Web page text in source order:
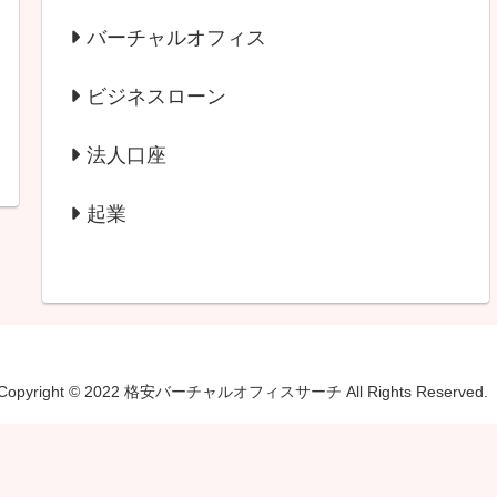
バーチャルオフィス
ビジネスローン
法人口座
起業
© 2022 格安バーチャルオフィスサーチ All Rights Reserved.